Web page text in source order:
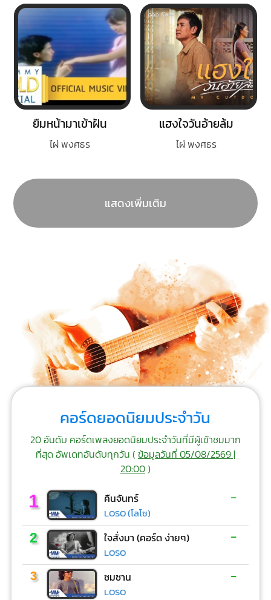
ยืมหน้ามาเข้าฝัน
ไผ่ พงศธร
แฮงใจวันอ้ายล้ม
ไผ่ พงศธร
แสดงเพิ่มเติม
คอร์ดยอดนิยมประจำวัน
20 อันดับ คอร์ดเพลงยอดนิยมประจำวันที่มีผู้เข้าชมมาก
ที่สุด อัพเดทอันดับทุกวัน (ข้อมูลวันที่ 05/08/2569 |
20:00)
1 คืนจันทร์
LOSO (โลโซ)
-
2 ใจสั่งมา (คอร์ด ง่ายๆ)
LOSO
-
3 ซมซาน
LOSO
-